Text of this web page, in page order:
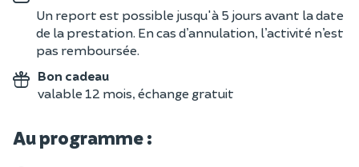
Un report est possible jusqu'à 5 jours avant la date
de la prestation. En cas d’annulation, l’activité n’est
pas remboursée.
Bon cadeau
valable 12 mois, échange gratuit
Au programme :